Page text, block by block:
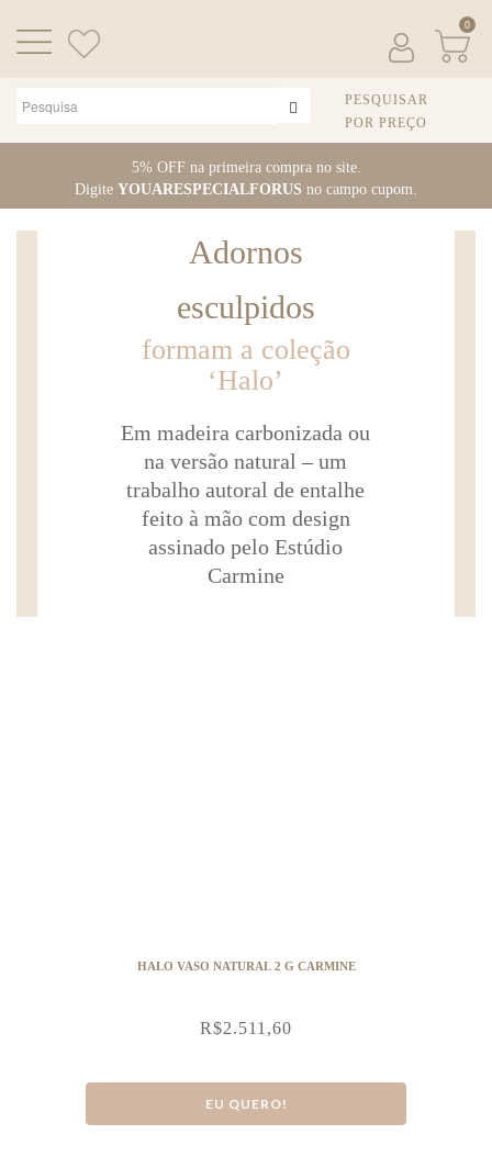
o
conteúdo
5% OFF na primeira compra no site.
Digite YOUARESPECIALFORUS no campo cupom.
0
PESQUISAR
POR PREÇO
Adornos
esculpidos
formam a coleção
‘Halo’
Em madeira carbonizada ou
na versão natural – um
trabalho autoral de entalhe
feito à mão com design
assinado pelo Estúdio
Carmine
HALO VASO NATURAL 2 G CARMINE
R$2.511,60
EU QUERO!